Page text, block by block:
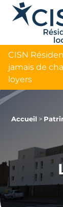
CISN
jamais de
loyers
Accueil >